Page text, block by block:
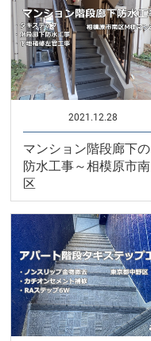
2021.12.28
マンション階段廊下の
防水工事～相模原市南
区